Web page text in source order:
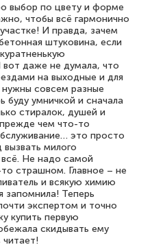
выбор по цвету и форме
чтобы всё гармонично
И правда, зачем
штуковина, если
вот даже не думала, что
на выходные и для
совсем разные
буду умничкой и сначала
стиралок, душей и
чем что-то
это просто
вызвать милого
Не надо самой
страшном. Главное – не
и всякую химию
запомнила! Теперь
экспертом и точно
купить первую
скидывать ему
читает!